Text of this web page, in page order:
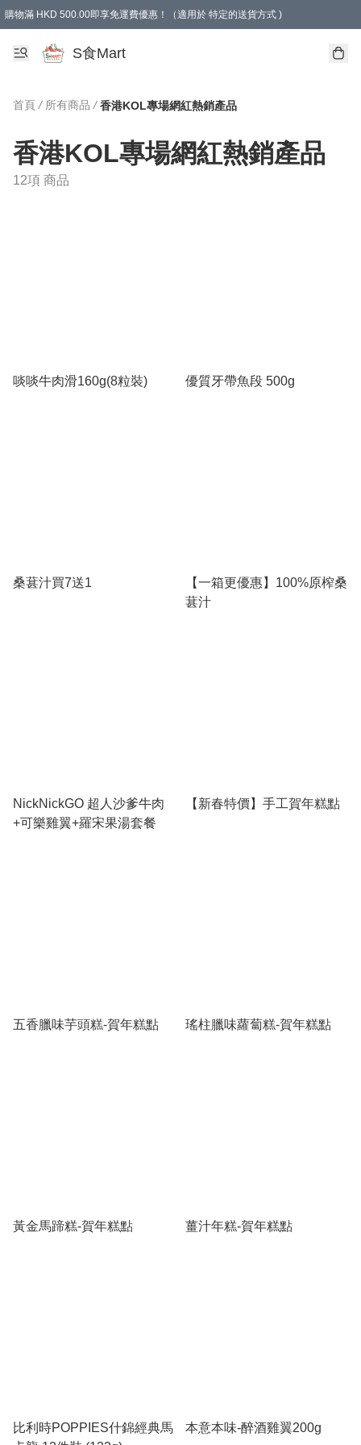
購物滿 HKD 500.00即享免運費優惠！（適用於 特定的送貨方式 )
S食Mart
首頁 / 所有商品 / 香港KOL專場網紅熱銷產品
香港KOL專場網紅熱銷產品
12項 商品
啖啖牛肉滑160g(8粒裝) 優質牙帶魚段 500g
桑葚汁買7送1
【一箱更優惠】100%原榨桑
葚汁
NickNickGO 超人沙爹牛肉
+可樂雞翼+羅宋果湯套餐
【新春特價】手工賀年糕點
五香臘味芋頭糕-賀年糕點 瑤柱臘味蘿蔔糕-賀年糕點
黃金馬蹄糕-賀年糕點 薑汁年糕-賀年糕點
比利時POPPIES什錦經典馬
本意本味-醉酒雞翼200g